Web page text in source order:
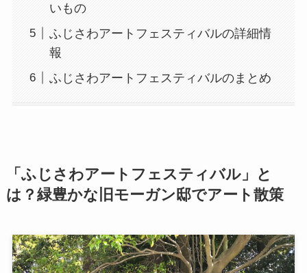
いもの
ふじさわアートフェスティバルの詳細情
報
ふじさわアートフェスティバルのまとめ
「ふじさわアートフェスティバル」と
は？緑豊かな旧モーガン邸でアート散策